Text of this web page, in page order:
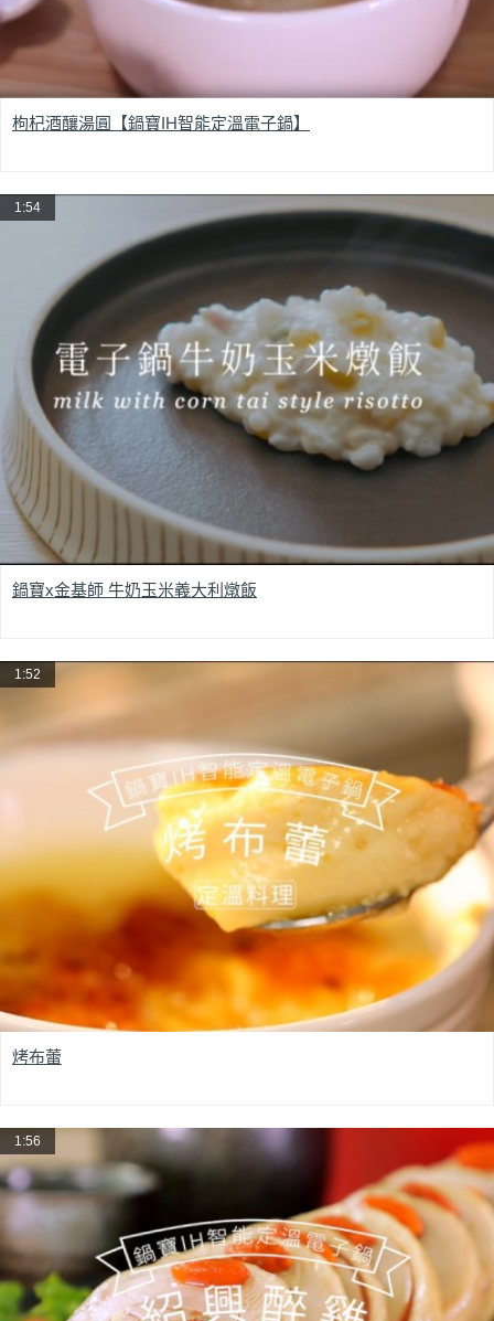
枸杞酒釀湯圓【鍋寶IH智能定溫電子鍋】
1:54
鍋寶x金基師 牛奶玉米義大利燉飯
1:52
烤布蕾
1:56